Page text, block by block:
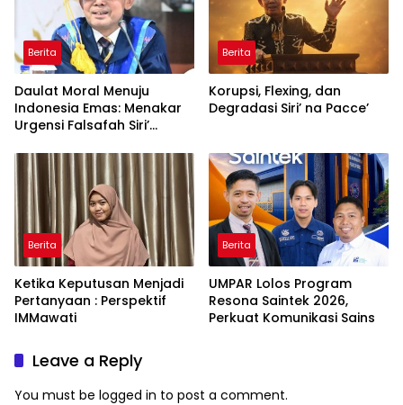
Berita
Daulat Moral Menuju
Indonesia Emas: Menakar
Urgensi Falsafah Siri’
Ancaman Kleptokrasi
Berita
Korupsi, Flexing, dan
Degradasi Siri’ na Pacce’
Berita
Ketika Keputusan Menjadi
Pertanyaan : Perspektif
IMMawati
Berita
UMPAR Lolos Program
Resona Saintek 2026,
Perkuat Komunikasi Sains
Leave a Reply
You must be logged in to post a comment.